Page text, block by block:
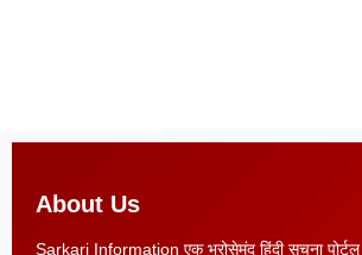
About Us
Sarkari Information एक भरोसेमंद हिंदी सूचना